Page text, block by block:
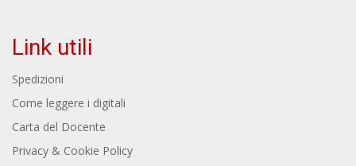
Link utili
Spedizioni
Come leggere i digitali
Carta del Docente
Privacy & Cookie Policy